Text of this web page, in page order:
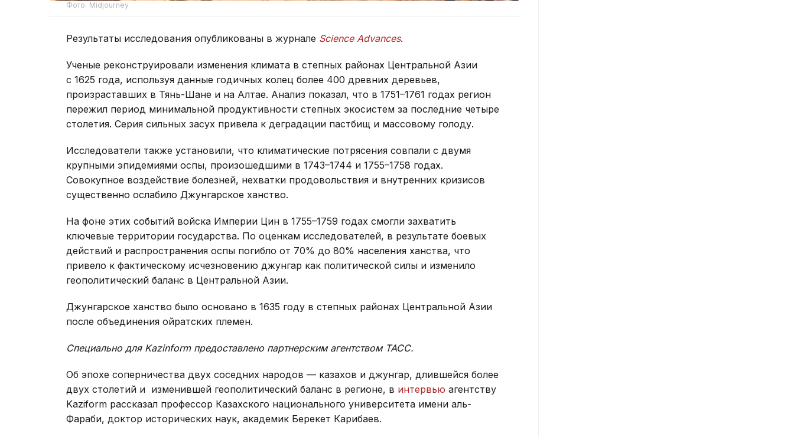
Фото: Midjourney
Результаты исследования опубликованы в журнале Science Advances.
Ученые реконструировали изменения климата в степных районах Центральной Азии
с 1625 года, используя данные годичных колец более 400 древних деревьев,
произраставших в Тянь-Шане и на Алтае. Анализ показал, что в 1751–1761 годах регион
пережил период минимальной продуктивности степных экосистем за последние четыре
столетия. Серия сильных засух привела к деградации пастбищ и массовому голоду.
Исследователи также установили, что климатические потрясения совпали с двумя
крупными эпидемиями оспы, произошедшими в 1743–1744 и 1755–1758 годах.
Совокупное воздействие болезней, нехватки продовольствия и внутренних кризисов
существенно ослабило Джунгарское ханство.
На фоне этих событий войска Империи Цин в 1755–1759 годах смогли захватить
ключевые территории государства. По оценкам исследователей, в результате боевых
действий и распространения оспы погибло от 70% до 80% населения ханства, что
привело к фактическому исчезновению джунгар как политической силы и изменило
геополитический баланс в Центральной Азии.
Джунгарское ханство было основано в 1635 году в степных районах Центральной Азии
после объединения ойратских племен.
Специально для Kazinform предоставлено партнерским агентством ТАСС.
Об эпохе соперничества двух соседних народов — казахов и джунгар, длившейся более
двух столетий и изменившей геополитический баланс в регионе, в интервью агентству
Kaziform рассказал профессор Казахского национального университета имени аль-
Фараби, доктор исторических наук, академик Берекет Карибаев.